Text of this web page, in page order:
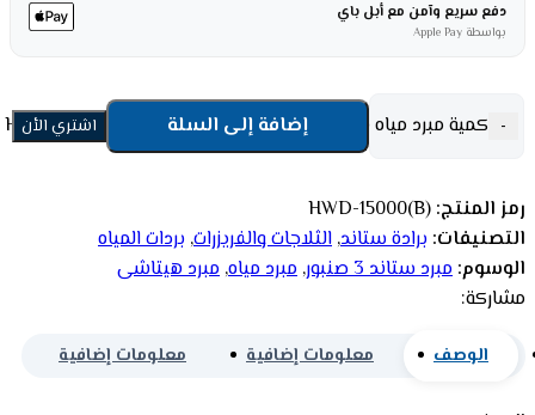
دفع سريع وآمن مع أبل باي
بواسطة Apple Pay
- كمية مبرد مياه هيتاشى ستاند 3 صنبور - أسود HWD-15000(B)إضافة إلى السلة اشتري الأن
رمز المنتج: HWD-15000(B)
التصنيفات: برادة ستاند, الثلاجات والفريزرات, بردات المياه
الوسوم: مبرد ستاند 3 صنبور , مبرد مياه, مبرد هيتاشى
مشاركة:
الوصف معلومات إضافية معلومات إضافية